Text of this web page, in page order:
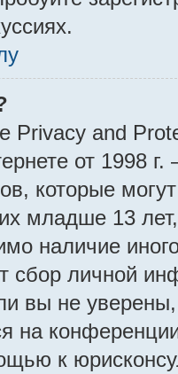
Privacy and
от 1998
которые
младше 13
наличие
сбор личной
вы не
на
к